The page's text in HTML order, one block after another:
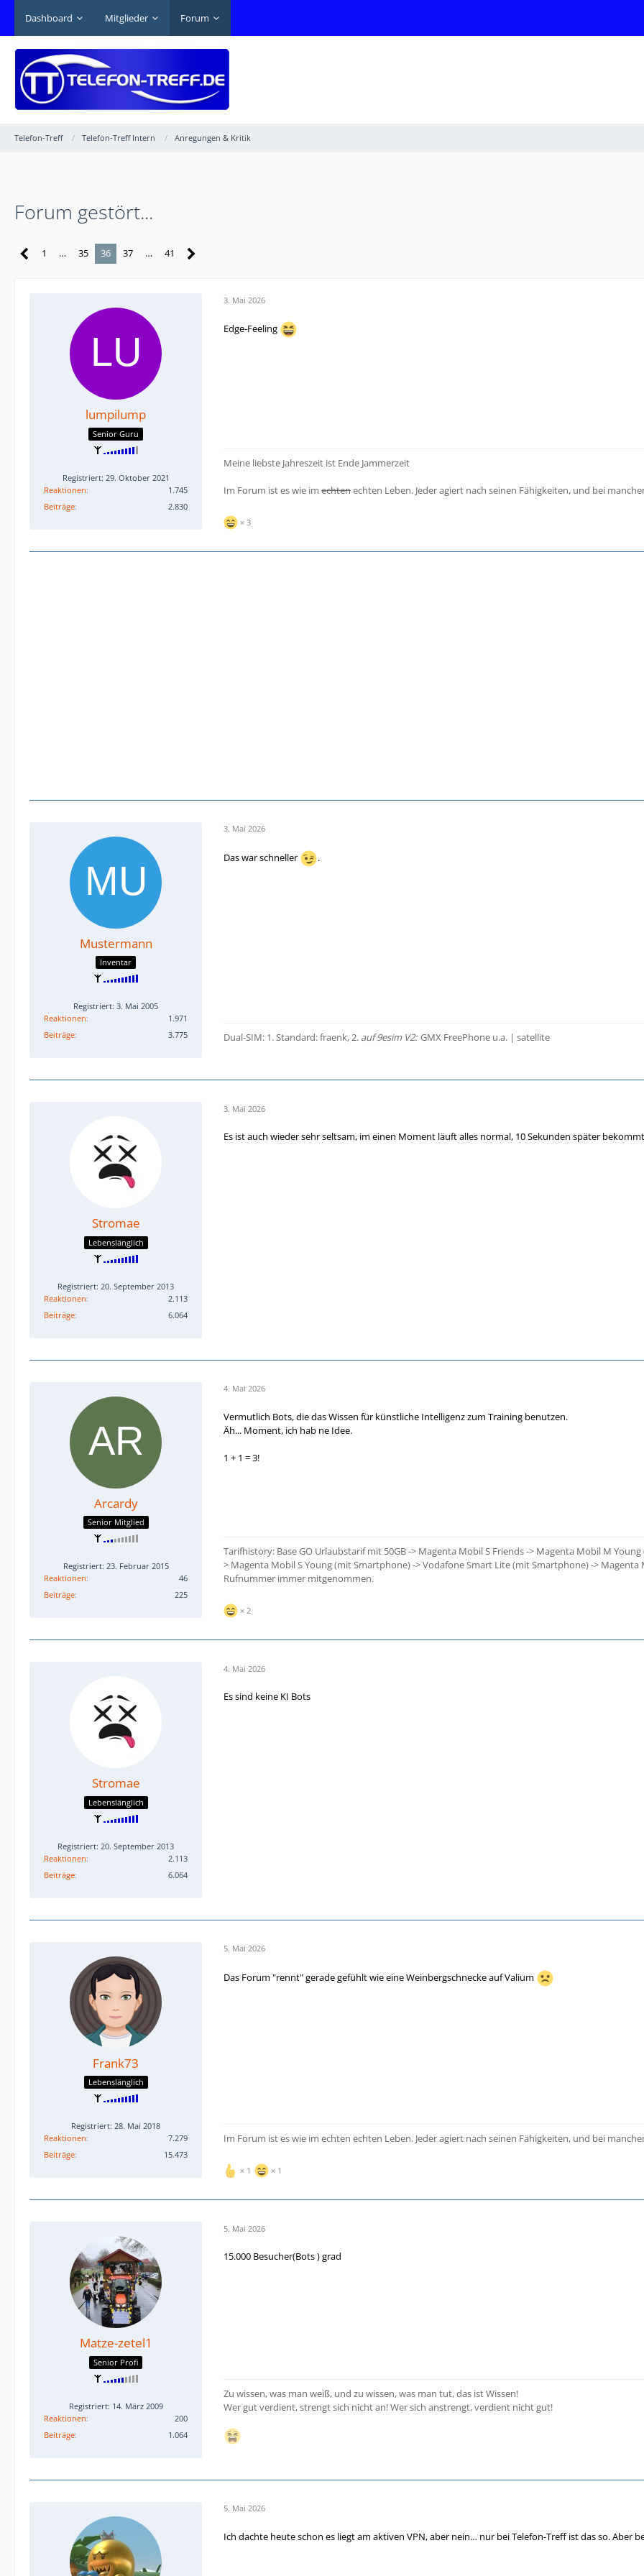
Dashboard Mitglieder Forum
Telefon-Treff Telefon-Treff Intern Anregungen & Kritik
Forum gestört...
1 … 35 36 37 … 41
lumpilump
Senior Guru
Registriert: 29. Oktober 2021
Reaktionen
1.745
Beiträge
2.830
3. Mai 2026
Edge-Feeling
Meine liebste Jahreszeit ist Ende Jammerzeit
Im Forum ist es wie im echtenechten Leben. Jeder agiert nach seinen Fähigkeiten, und bei
3
Mustermann
Inventar
Registriert: 3. Mai 2005
Reaktionen
1.971
Beiträge
3.775
3. Mai 2026
Das war schneller .
Dual-SIM: 1. Standard: fraenk, 2. auf 9esim V2: GMX FreePhone u.a. | satellite
Stromae
Lebenslänglich
Registriert: 20. September 2013
Reaktionen
2.113
Beiträge
6.064
3. Mai 2026
Es ist auch wieder sehr seltsam, im einen Moment läuft alles normal, 10 Sekunden später
Arcardy
Senior Mitglied
Registriert: 23. Februar 2015
Reaktionen
46
Beiträge
225
4. Mai 2026
Vermutlich Bots, die das Wissen für künstliche Intelligenz zum Training benutzen.
Äh... Moment, ich hab ne Idee.
1 + 1 = 3!
Tarifhistory: Base GO Urlaubstarif mit 50GB -> Magenta Mobil S Friends -> Magenta Mobil M
> Magenta Mobil S Young (mit Smartphone) -> Vodafone Smart Lite (mit Smartphone) ->
Rufnummer immer mitgenommen.
2
Stromae
Lebenslänglich
Registriert: 20. September 2013
Reaktionen
2.113
Beiträge
6.064
4. Mai 2026
Es sind keine KI Bots
Frank73
Lebenslänglich
Registriert: 28. Mai 2018
Reaktionen
7.279
Beiträge
15.473
5. Mai 2026
Das Forum "rennt" gerade gefühlt wie eine Weinbergschnecke auf Valium
Im Forum ist es wie im echten echten Leben. Jeder agiert nach seinen Fähigkeiten, und bei
1 1
Matze-zetel1
Senior Profi
Registriert: 14. März 2009
Reaktionen
200
Beiträge
1.064
5. Mai 2026
15.000 Besucher(Bots ) grad
Zu wissen, was man weiß, und zu wissen, was man tut, das ist Wissen!
Wer gut verdient, strengt sich nicht an! Wer sich anstrengt, verdient nicht gut!
5. Mai 2026
Ich dachte heute schon es liegt am aktiven VPN, aber nein… nur bei Telefon-Treff ist das so. Aber